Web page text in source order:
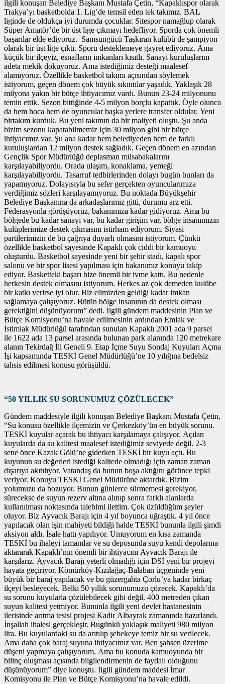
ilgili konuşan Belediye Başkanı Mustafa Çetin, “Kapaklıspor olarak
Trakya’yı basketbolda 1. Lig’de temsil eden tek takımız. BAL
liginde de oldukça iyi durumda çocuklar. Sitespor namağlup olarak
Süper Amatör’de bir üst lige çıkmayı hedefliyor. Sporda çok önemli
başarılar elde ediyoruz. Samsungücü Taşkıran kulübü de şampiyon
olarak bir üst lige çıktı. Sporu desteklemeye gayret ediyoruz. Ama
küçük bir ilçeyiz, esnafların imkanları kısıtlı. Sanayi kuruluşlarını
adeta mekik dokuyoruz. Ama istediğimiz desteği maalesef
alamıyoruz. Özellikle basketbol takımı açısından söylemek
istiyorum, geçen dönem çok büyük sıkıntılar yaşadık. Yaklaşık 28
milyona yakın bir bütçe ihtiyacımız vardı. Bunun 23-24 milyonunu
temin ettik. Sezon bittiğinde 4-5 milyon borçlu kapattık. Öyle olunca
da hem hoca hem de oyuncular başka yerlere transfer oldular. Yeni
birtakım kurduk. Bu yeni takımın da bir maliyeti oluştu. Şu anda
bizim sezonu kapatabilmemiz için 30 milyon gibi bir bütçe
ihtiyacımız var. Şu ana kadar hem belediyeden hem de farklı
kuruluşlardan 12 milyon destek sağladık. Geçen dönem en azından
Gençlik Spor Müdürlüğü deplasman müsabakalarını
karşılayabiliyordu. Orada ulaşım, konaklama, yemeği
karşılayabiliyordu. Tasarruf tedbirlerinden dolayı bugün bunları da
yapamıyoruz. Dolayısıyla bu sefer gerçekten oyuncularımıza
verdiğimiz sözleri karşılayamıyoruz. Bu noktada Büyükşehir
Belediye Başkanına da arkadaşlarımız gitti, durumu arz etti.
Federasyonla görüşüyoruz, bakanımıza kadar gidiyoruz. Ama bu
bölgede bu kadar sanayi var, bu kadar girişim var, bölge insanımızın
kulüplerimize destek çıkmasını istirham ediyorum. Siyasi
partilerimizin de bu çağrıya duyarlı olmasını istiyorum. Çünkü
özellikle basketbol sayesinde Kapaklı çok ciddi bir kamuoyu
oluşturdu. Basketbol sayesinde yeni bir şehir stadı, kapalı spor
salonu ve bir spor lisesi yapılması için bakanımız konuyu takip
ediyor. Basketteki başarı bize önemli bir ivme kattı. Bu nedenle
herkesin destek olmasını istiyorum. Herkes az çok demeden kulübe
bir katkı verirse iyi olur. Biz elimizden geldiği kadar imkan
sağlamaya çalışıyoruz. Bütün bölge insanının da destek olması
gerektiğini düşünüyorum” dedi. İlgili gündem maddesinin Plan ve
Bütçe Komisyonu’na havale edilmesinin ardından Emlak ve
İstimlak Müdürlüğü tarafından sunulan Kapaklı 2001 ada 9 parsel
ile 1622 ada 13 parsel arasında bulunan park alanında 120 metrekare
alanın Tekirdağ İli Geneli 9. Etap İçme Suyu Sondaj Kuyuları Açma
İşi kapsamında TESKİ Genel Müdürlüğü’ne 10 yılığına bedelsiz
tahsis edilmesi konusu görüşüldü.
“50 YILLIK SU SORUNUMUZ ÇÖZÜLECEK”
Gündem maddesiyle ilgili konuşan Belediye Başkanı Mustafa Çetin,
“Su konusu özellikle ilçemizin ve Çerkezköy’ün en büyük sorunu.
TESKİ kuyular açarak bu ihtiyacı karşılamaya çalışıyor. Açılan
kuyularda da su kalitesi maalesef istediğimiz seviyede değil. 2-3
sene önce Kazak Gölü’ne giderken TESKİ bir kuyu açtı. Bu
kuyunun su değerleri istediği kalitede olmadığı için zaman zaman
dışarıya akıtılıyor. Vatandaş da bunun boşa aktığını görünce tepki
veriyor. Konuyu TESKİ Genel Müdürüne aktardık. Bizim
yolumuzu da bozuyor. Bunun günlerce sürmemesi gerekiyor,
sürecekse de suyun rezerv altına alınıp sonra farklı alanlarda
kullanılması noktasında talebimi ilettim. Çok üzüldüğüm şeyler
oluyor. Biz Ayvacık Barajı için 4 yıl boyunca uğraştık. 4 yıl önce
yapılacak olan işin mahiyeti bildiği halde TESKİ bununla ilgili şimdi
aksiyon aldı. İsale hattı yapılıyor. Umuyorum en kısa zamanda
TESKİ bu ihaleyi tamamlar ve su deposunda suyu kendi depolarına
aktararak Kapaklı’nın önemli bir ihtiyacını Ayvacık Barajı ile
karşılarız. Ayvacık Barajı yeterli olmadığı için DSİ yeni bir projeyi
hayata geçiriyor. Kömürköy-Kızılağaç-Balaban üçgeninde yeni
büyük bir baraj yapılacak ve bu güzergahta Çorlu’ya kadar birkaç
ilçeyi besleyecek. Belki 50 yıllık sorunumuzu çözecek. Kapaklı’da
su sorunu kuyularla çözülebilecek gibi değil. 400 metreden çıkan
suyun kalitesi yetmiyor. Bununla ilgili yeni devlet hastanesinin
ilerisinde arıtma tesisi projesi Kadir Albayrak zamanında hazırlandı.
İnşallah ihalesi gerçekleşir. Bugünkü yaklaşık maliyeti 980 milyon
lira. Bu kuyulardaki su da arıtılıp şebekeye temiz bir su verilecek.
Ama daha çok baraj suyuna ihtiyacımız var. Ben şahsen üzerime
düşeni yapmaya çalışıyorum. Ama bu konuda kamuoyunda bir
bilinç oluşması açısında bilgilendirmenin de faydalı olduğunu
düşünüyorum” diye konuştu. İlgili gündem maddesi İmar
Komisyonu ile Plan ve Bütçe Komisyonu’na havale edildi.